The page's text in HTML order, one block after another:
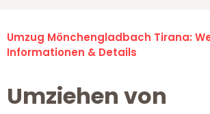
Umzug Mönchengladbach Tirana:
Informationen & Details
Umziehen von